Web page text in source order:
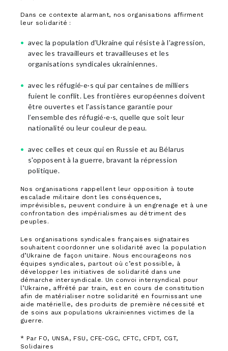
Dans ce contexte alarmant, nos organisations affirment
leur solidarité :
avec la population d’Ukraine qui résiste à l'agression,
avec les travailleurs et travailleuses et les
organisations syndicales ukrainiennes.
avec les réfugié·e·s qui par centaines de milliers
fuient le conflit. Les frontières européennes doivent
être ouvertes et l'assistance garantie pour
l’ensemble des réfugié·e·s, quelle que soit leur
nationalité ou leur couleur de peau.
avec celles et ceux qui en Russie et au Bélarus
s'opposent à la guerre, bravant la répression
politique.
Nos organisations rappellent leur opposition à toute
escalade militaire dont les conséquences,
imprévisibles, peuvent conduire à un engrenage et à une
confrontation des impérialismes au détriment des
peuples.
Les organisations syndicales françaises signataires
souhaitent coordonner une solidarité avec la population
d’Ukraine de façon unitaire. Nous encourageons nos
équipes syndicales, partout où c’est possible, à
développer les initiatives de solidarité dans une
démarche intersyndicale. Un convoi intersyndical pour
l’Ukraine, affrété par train, est en cours de constitution
afin de matérialiser notre solidarité en fournissant une
aide matérielle, des produits de première nécessité et
de soins aux populations ukrainiennes victimes de la
guerre.
* Par FO, UNSA, FSU, CFE-CGC, CFTC, CFDT, CGT,
Solidaires